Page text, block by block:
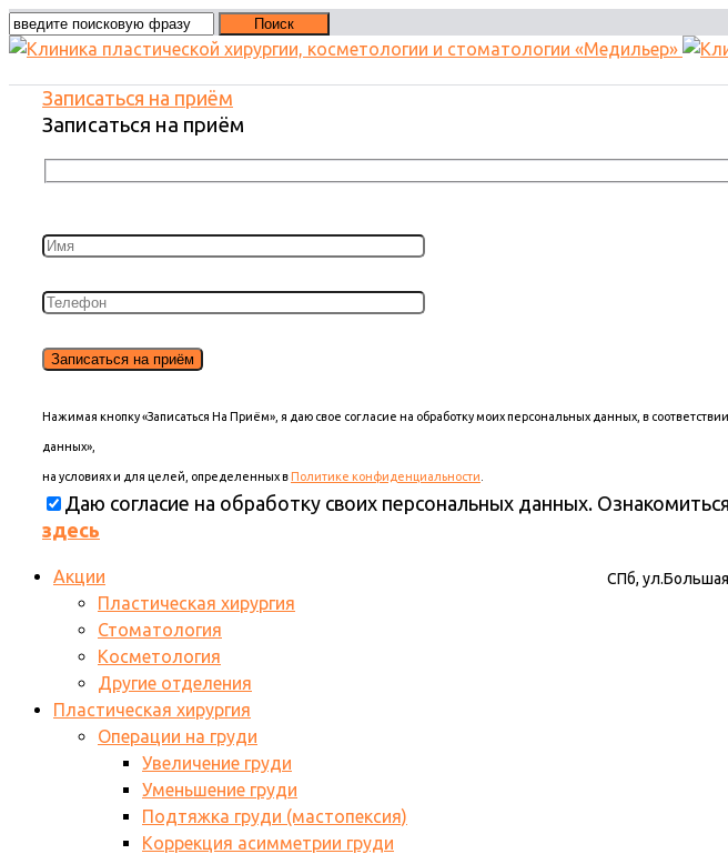
Записаться на приём
Записаться на приём
Нажимая кнопку «Записаться На Приём», я даю свое согласие на обработку моих персональных данных, в
данных»,
на условиях и для целей, определенных в Политике конфиденциальности
Даю согласие на обработку своих персональных данных.
здесь
СПб,
Акции
Пластическая хирургия
Стоматология
Косметология
Другие отделения
Пластическая хирургия
Операции на груди
Увеличение груди
Уменьшение груди
Подтяжка груди (мастопексия)
Коррекция асимметрии груди